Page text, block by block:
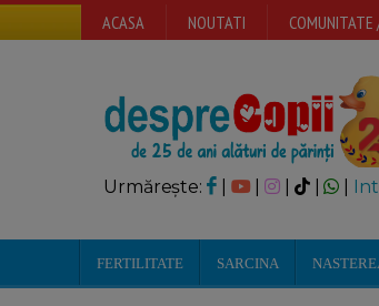
ACASA NOUTATI COMUNITATE
Urmărește: | |
FERTILITATE SARCINA